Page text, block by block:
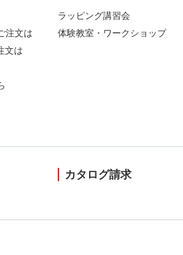
注文は
文は
ラッピング講習会
体験教室・ワークショップ
カタログ請求